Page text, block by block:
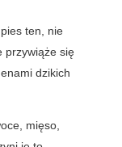
ten, nie
przywiąże się
dzikich
mięso,